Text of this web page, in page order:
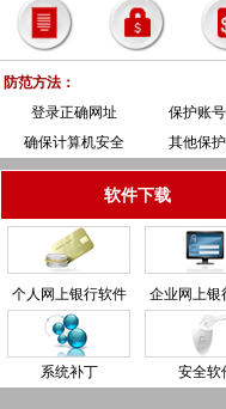
防范方法：
登录正确网址
保护账
确保计算机安全
其他保
软件下载
个人网上银行软件 企业网上银
系统补丁 安全软